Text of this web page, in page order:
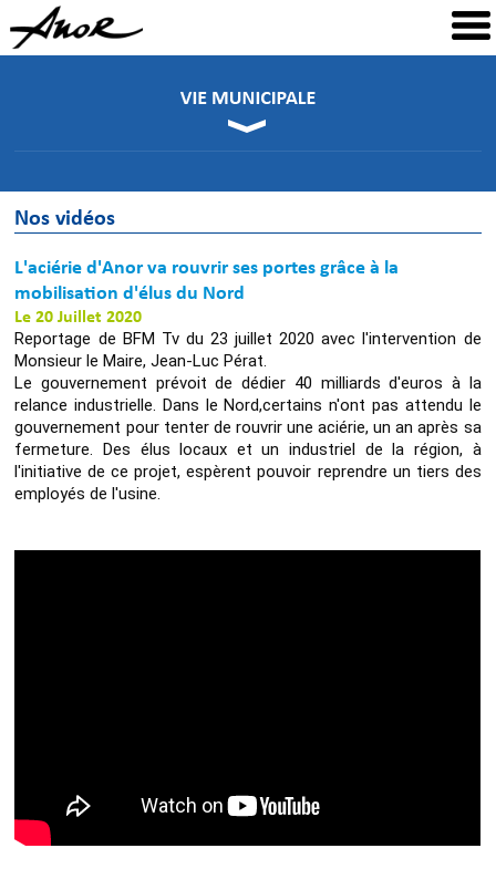
Nos vidéos
L'aciérie d'Anor va rouvrir ses portes grâce à la
mobilisation d'élus du Nord
Le 20 Juillet 2020
Reportage de BFM Tv du 23 juillet 2020 avec l'intervention de
Monsieur le Maire, Jean-Luc Pérat.
Le gouvernement prévoit de dédier 40 milliards d'euros à la
relance industrielle. Dans le Nord,certains n'ont pas attendu le
gouvernement pour tenter de rouvrir une aciérie, un an après sa
fermeture. Des élus locaux et un industriel de la région, à
l'initiative de ce projet, espèrent pouvoir reprendre un tiers des
employés de l'usine.